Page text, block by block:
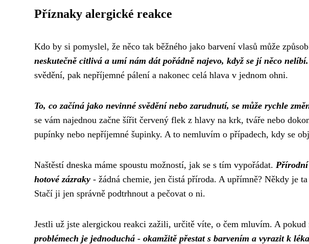
Příznaky alergické reakce
Kdo by si pomyslel, že něco tak běžného jako barvení vlasů může
neskutečně citlivá a umí nám dát pořádně najevo, když se jí něco nelíbí.
svědění, pak nepříjemné pálení a nakonec celá hlava v jednom ohni.
To, co začíná jako nevinné svědění nebo zarudnutí, se může rychle
se vám najednou začne šířit červený flek z hlavy na krk, tváře nebo
pupínky nebo nepříjemné šupinky. A to nemluvím o případech, kdy se
Naštěstí dneska máme spoustu možností, jak se s tím vypořádat. Přírodní
hotové zázraky - žádná chemie, jen čistá příroda. A upřímně? Někdy je
Stačí ji jen správně podtrhnout a pečovat o ni.
Jestli už jste alergickou reakci zažili, určitě víte, o čem mluvím. A pokud
problémech je jednoduchá - okamžitě přestat s barvením a vyrazit k